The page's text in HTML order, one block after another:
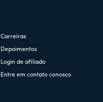
Carreiras
Depoimentos
Login de afiliado
Entre em contato conosco